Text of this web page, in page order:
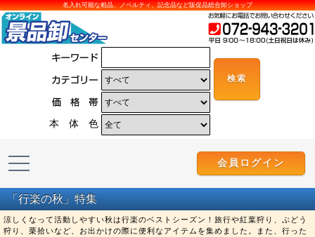
名入れ可能な粗品、ノベルティ、記念品など販促品総合卸ショップ
本 体 色
会員ログイン
「行楽の秋」特集
涼しくなって活動しやすい秋は行楽のベストシーズン！旅行や紅葉狩り、ぶどう
狩り、栗拾いなど、お出かけの際に便利なアイテムを集めました。また、行った